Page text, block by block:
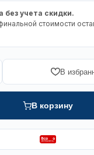
без учета скидки.
стоимости
В
В корзину